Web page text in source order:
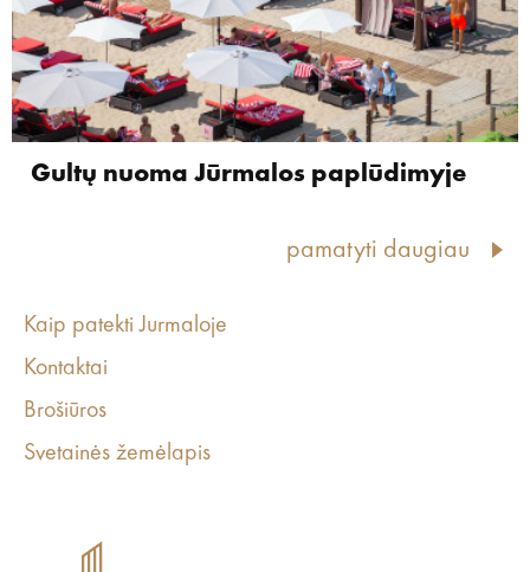
Gultų nuoma Jūrmalos paplūdimyje
pamatyti daugiau
Kaip patekti Jurmaloje
Kontaktai
Brošiūros
Svetainės žemėlapis